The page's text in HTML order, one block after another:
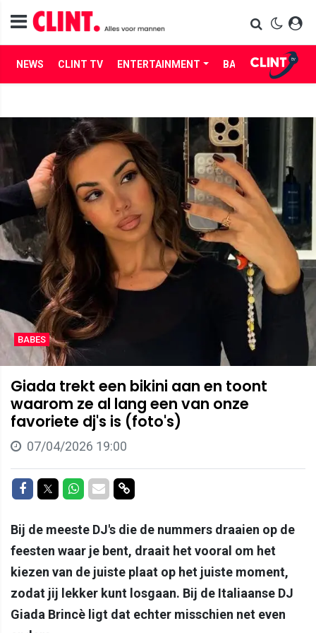
NEWS CLINT TV ENTERTAINMENT BABES LIFE
BABES
Giada trekt een bikini aan en toont
waarom ze al lang een van onze
favoriete dj's is (foto's)
07/04/2026 19:00
Delen op Facebook
Delen op Twitter
Delen op Whatsapp
Delen via Mail
Delen via link
Bij de meeste DJ's die de nummers draaien op de
feesten waar je bent, draait het vooral om het
kiezen van de juiste plaat op het juiste moment,
zodat jij lekker kunt losgaan. Bij de Italiaanse DJ
Giada Brincè ligt dat echter misschien net even